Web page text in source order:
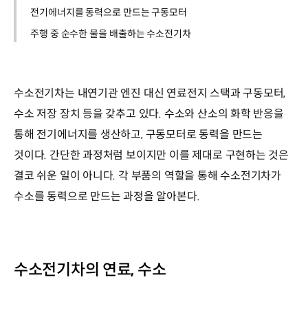
전기에너지를 동력으로 만드는 구동모터
주행 중 순수한 물을 배출하는 수소전기차
수소전기차는 내연기관 엔진 대신 연료전지 스택과 구동모터,
수소 저장 장치 등을 갖추고 있다. 수소와 산소의 화학 반응을
통해 전기에너지를 생산하고, 구동모터로 동력을 만드는
것이다. 간단한 과정처럼 보이지만 이를 제대로 구현하는 것은
결코 쉬운 일이 아니다. 각 부품의 역할을 통해 수소전기차가
수소를 동력으로 만드는 과정을 알아본다.
수소전기차의 연료, 수소